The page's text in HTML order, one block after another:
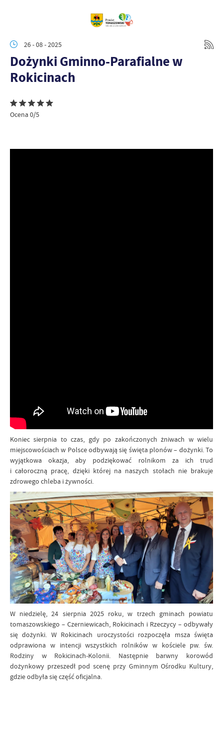
26 - 08 - 2025
Dożynki Gminno-Parafialne w
Rokicinach
Ocena 0/5
Koniec sierpnia to czas, gdy po zakończonych żniwach w wielu
miejscowościach w Polsce odbywają się święta plonów – dożynki. To
wyjątkowa okazja, aby podziękować rolnikom za ich trud
i całoroczną pracę, dzięki której na naszych stołach nie brakuje
zdrowego chleba i żywności.
W niedzielę, 24 sierpnia 2025 roku, w trzech gminach powiatu
tomaszowskiego – Czerniewicach, Rokicinach i Rzeczycy – odbywały
się dożynki. W Rokicinach uroczystości rozpoczęła msza święta
odprawiona w intencji wszystkich rolników w kościele pw. św.
Rodziny w Rokicinach-Kolonii. Następnie barwny korowód
dożynkowy przeszedł pod scenę przy Gminnym Ośrodku Kultury,
gdzie odbyła się część oficjalna.